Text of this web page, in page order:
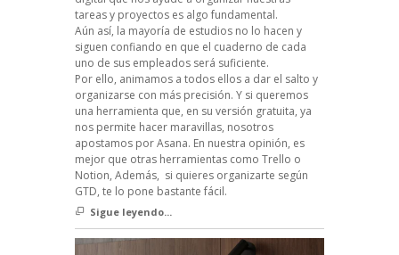
tareas y proyectos es algo fundamental.
Aún así, la mayoría de estudios no lo hacen y
siguen confiando en que el cuaderno de cada
uno de sus empleados será suficiente.
Por ello, animamos a todos ellos a dar el salto y
organizarse con más precisión. Y si queremos
una herramienta que, en su versión gratuita, ya
nos permite hacer maravillas, nosotros
apostamos por Asana. En nuestra opinión, es
mejor que otras herramientas como Trello o
Notion, Además, si quieres organizarte según
GTD, te lo pone bastante fácil.
Sigue leyendo...